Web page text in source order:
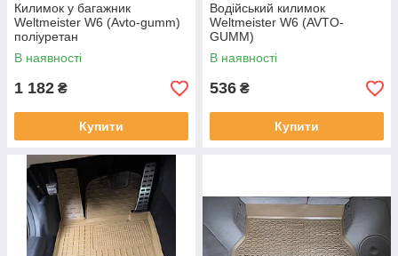
Килимок у багажник
Weltmeister W6 (Avto-gumm)
поліуретан
В наявності
1 182 ₴
Купити
Водійський килимок
Weltmeister W6 (AVTO-
GUMM)
В наявності
536 ₴
Купити